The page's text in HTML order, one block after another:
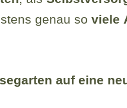
genau so viele
auf eine